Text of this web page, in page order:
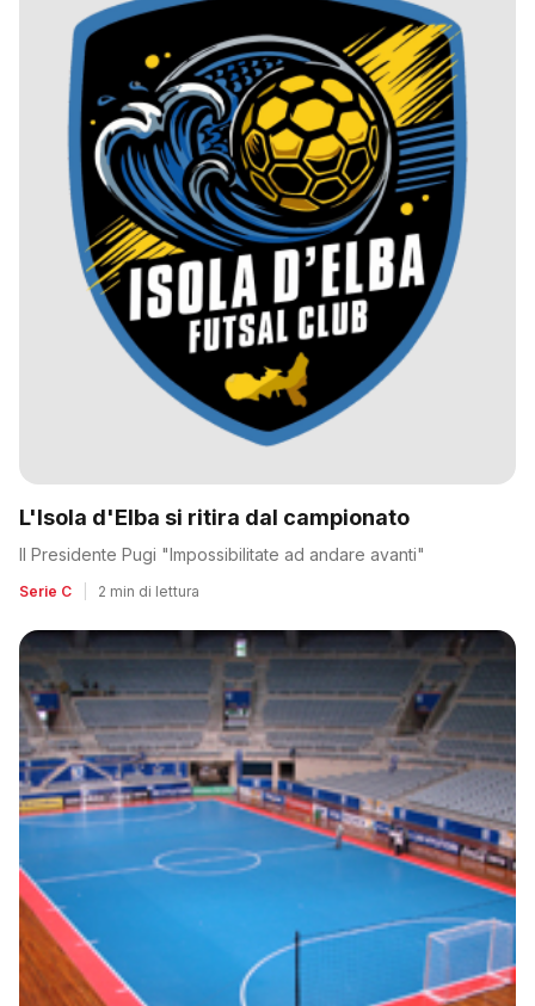
L'Isola d'Elba si ritira dal campionato
Il Presidente Pugi "Impossibilitate ad andare avanti"
Serie C 2 min di lettura